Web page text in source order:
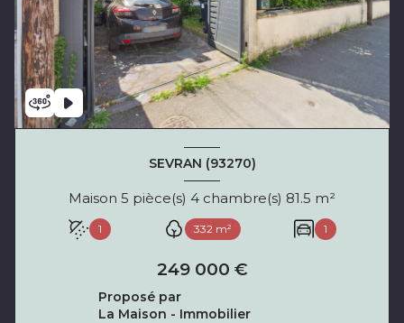
SEVRAN (93270)
Maison 5 pièce(s) 4 chambre(s) 81.5 m²
1 332 m² 1
249 000 €
Proposé par
La Maison - Immobilier